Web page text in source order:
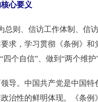
心要义
则、信访工作体制、信
求，学习贯彻《条例》
个自信”、做到“两个维护
。中国共产党是中国特
治性的鲜明体现。《条